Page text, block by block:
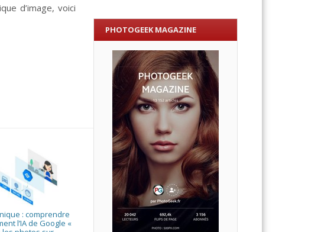
d’image, voici
: comprendre
l’IA de Google «
PHOTOGEEK MAGAZINE